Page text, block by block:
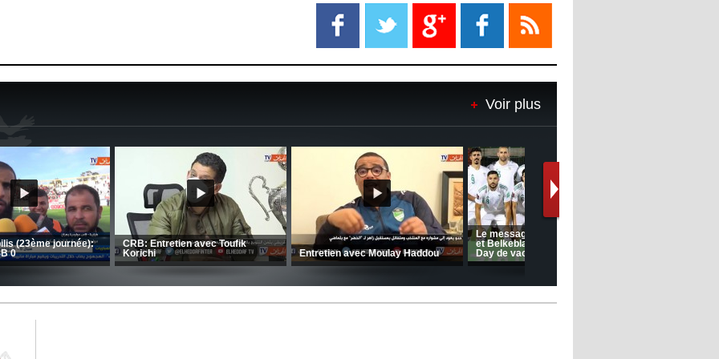
propriétaire
Le Barça savoure sa première
place et chambre le Real Madrid
de matchs"
- 2022/11/06
Real : Les dirigeants veulent le
départ d'Hazard cet hiver
Voir plus
(Coupe de la CAF) Nkana FC 1 -
CRB 0
CSC: La préparation des hommes
d’Amrani se poursuit en Tunisie
MCA: Kaci-Saïd évoque le large
succès du Mouloudia face au FC
MFM